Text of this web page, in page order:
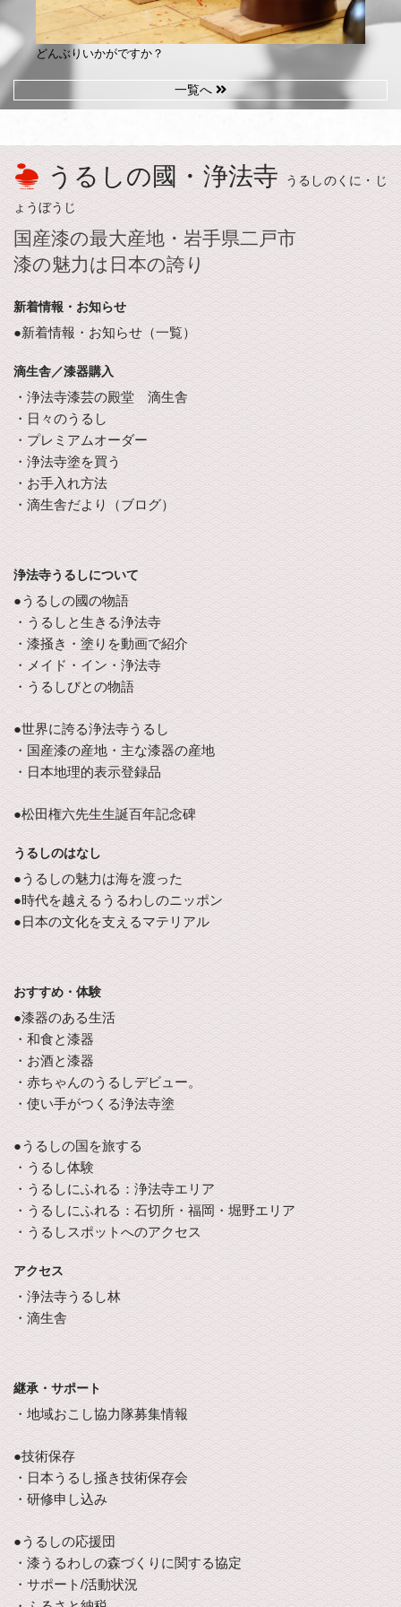
どんぶりいかがですか？
一覧へ
うるしの國・浄法寺
うるしのくに・じ
ょうぼうじ
国産漆の最大産地・岩手県二戸市
漆の魅力は日本の誇り
新着情報・お知らせ
●新着情報・お知らせ（一覧）
滴生舎／漆器購入
・浄法寺漆芸の殿堂 滴生舎
・日々のうるし
・プレミアムオーダー
・浄法寺塗を買う
・お手入れ方法
・滴生舎だより（ブログ）
浄法寺うるしについて
●うるしの國の物語
・うるしと生きる浄法寺
・漆掻き・塗りを動画で紹介
・メイド・イン・浄法寺
・うるしびとの物語
●世界に誇る浄法寺うるし
・国産漆の産地・主な漆器の産地
・日本地理的表示登録品
●松田権六先生生誕百年記念碑
うるしのはなし
●うるしの魅力は海を渡った
●時代を越えるうるわしのニッポン
●日本の文化を支えるマテリアル
おすすめ・体験
●漆器のある生活
・和食と漆器
・お酒と漆器
・赤ちゃんのうるしデビュー。
・使い手がつくる浄法寺塗
●うるしの国を旅する
・うるし体験
・うるしにふれる：浄法寺エリア
・うるしにふれる：石切所・福岡・堀野エリア
・うるしスポットへのアクセス
アクセス
・浄法寺うるし林
・滴生舎
継承・サポート
・地域おこし協力隊募集情報
●技術保存
・日本うるし掻き技術保存会
・研修申し込み
●うるしの応援団
・漆うるわしの森づくりに関する協定
・サポート/活動状況